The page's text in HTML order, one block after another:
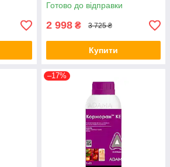
Готово до відправки
2 998 ₴ 3 725 ₴
Купити
–17%